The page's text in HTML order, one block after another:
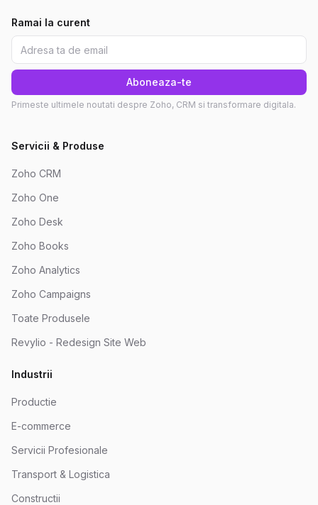
Ramai la curent
Aboneaza-te
Primeste ultimele noutati despre Zoho, CRM si transformare digitala.
Servicii & Produse
Zoho CRM
Zoho One
Zoho Desk
Zoho Books
Zoho Analytics
Zoho Campaigns
Toate Produsele
Revylio - Redesign Site Web
Industrii
Productie
E-commerce
Servicii Profesionale
Transport & Logistica
Constructii